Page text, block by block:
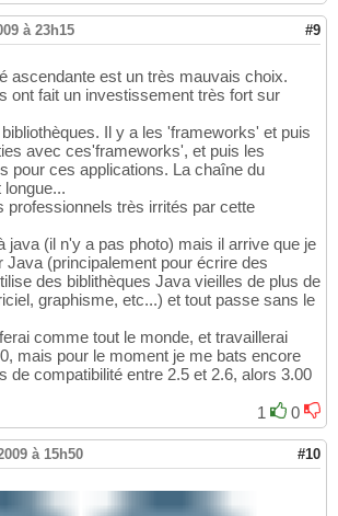
à 23h15 #9
ascendante est un très mauvais choix.
ont fait un investissement très fort sur
Il y a les 'frameworks' et puis
avec ces'frameworks', et puis les
pour ces applications. La chaîne du
professionnels très irrités par cette
java (il n'y a pas photo) mais il arrive que je
Java (principalement pour écrire des
des biblithèques Java vieilles de plus de
graphisme, etc...) et tout passe sans le
comme tout le monde, et travaillerai
mais pour le moment je me bats encore
de compatibilité entre 2.5 et 2.6, alors 3.00
1
0
à 15h50 #10